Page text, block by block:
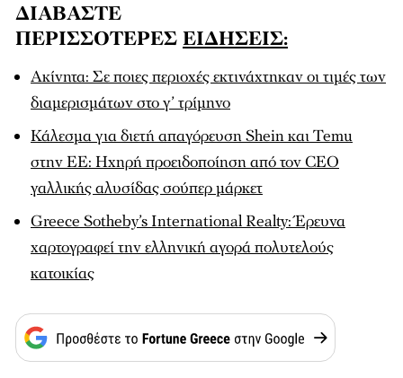
ΔΙΑΒΑΣΤΕ
ΠΕΡΙΣΣΟΤΕΡΕΣ ΕΙΔΗΣΕΙΣ:
Ακίνητα: Σε ποιες περιοχές εκτινάχτηκαν οι τιμές των
διαμερισμάτων στο γ’ τρίμηνο
Κάλεσμα για διετή απαγόρευση Shein και Temu
στην ΕΕ: Ηχηρή προειδοποίηση από τον CEO
γαλλικής αλυσίδας σούπερ μάρκετ
Greece Sotheby’s International Realty: Έρευνα
χαρτογραφεί την ελληνική αγορά πολυτελούς
κατοικίας